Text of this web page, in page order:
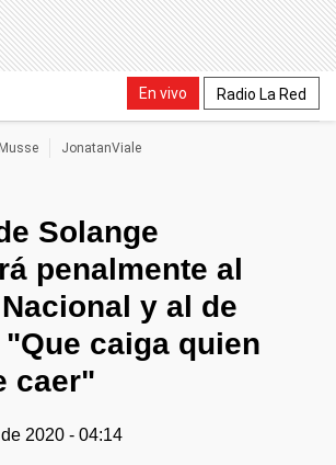
En vivo Radio La Red
JonatanViale
Solange
penalmente al
y al de
caiga quien
caer"
2020 - 04:14